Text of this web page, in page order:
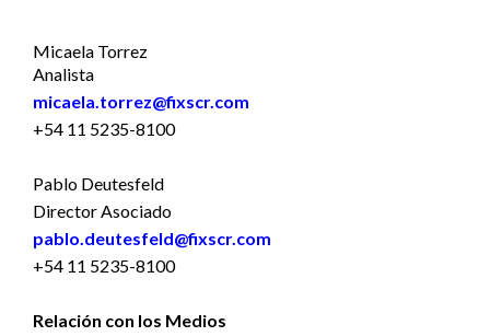
Micaela Torrez
Analista
micaela.torrez@fixscr.com
+54 11 5235-8100
Pablo Deutesfeld
Director Asociado
pablo.deutesfeld@fixscr.com
+54 11 5235-8100
Relación con los Medios